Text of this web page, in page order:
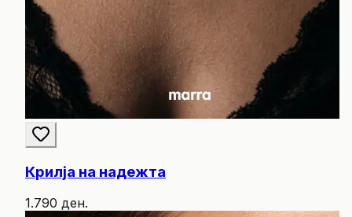
Крилја на надежта
1.790 ден.